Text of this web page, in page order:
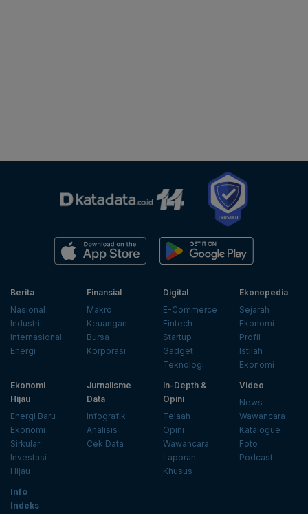
Berita
Nasional
Industri
Internasional
Energi
Finansial
Makro
Keuangan
Bursa
Korporasi
Digital
E-Commerce
Fintech
Startup
Gadget
Teknologi
Ekonopedia
Sejarah
Ekonomi
Profil
Istilah
Ekonomi
Ekonomi
Hijau
Energi Baru
Ekonomi
Sirkular
Investasi
Hijau
Jurnalisme
Data
Infografik
Analisis
Cek Data
In-Depth &
Opini
Telaah
Opini
Wawancara
Laporan
Khusus
Video
News
Wawancara
Katalogue
Foto
Podcast
Info
Indeks